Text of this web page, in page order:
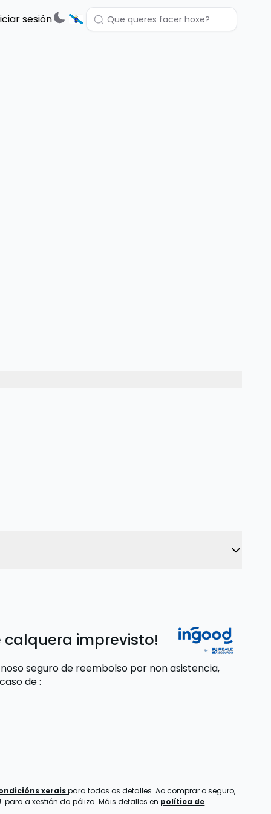
sesión
imprevisto!
seguro de reembolso por non asistencia,
de:
xeraispara todos os detalles. Ao comprar o seguro,
para a xestión da póliza. Máis detalles en política de